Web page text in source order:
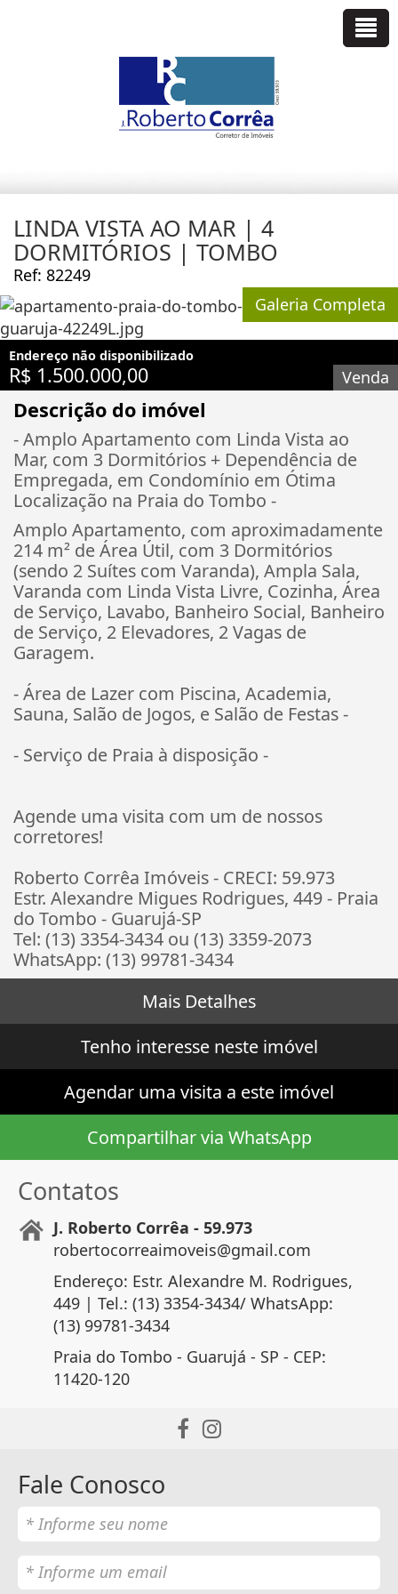
LINDA VISTA AO MAR | 4
DORMITÓRIOS | TOMBO
Ref: 82249
Galeria Completa
Endereço não disponibilizado
R$ 1.500.000,00 Venda
Descrição do imóvel
- Amplo Apartamento com Linda Vista ao
Mar, com 3 Dormitórios + Dependência de
Empregada, em Condomínio em Ótima
Localização na Praia do Tombo -
Amplo Apartamento, com aproximadamente
214 m² de Área Útil, com 3 Dormitórios
(sendo 2 Suítes com Varanda), Ampla Sala,
Varanda com Linda Vista Livre, Cozinha, Área
de Serviço, Lavabo, Banheiro Social, Banheiro
de Serviço, 2 Elevadores, 2 Vagas de
Garagem.
- Área de Lazer com Piscina, Academia,
Sauna, Salão de Jogos, e Salão de Festas -
- Serviço de Praia à disposição -
Agende uma visita com um de nossos
corretores!
Roberto Corrêa Imóveis - CRECI: 59.973
Estr. Alexandre Migues Rodrigues, 449 - Praia
do Tombo - Guarujá-SP
Tel: (13) 3354-3434 ou (13) 3359-2073
WhatsApp: (13) 99781-3434
Mais Detalhes
Tenho interesse neste imóvel
Agendar uma visita a este imóvel
Compartilhar via WhatsApp
Contatos
J. Roberto Corrêa - 59.973
robertocorreaimoveis@gmail.com
Endereço: Estr. Alexandre M. Rodrigues,
449 | Tel.: (13) 3354-3434/ WhatsApp:
(13) 99781-3434
Praia do Tombo - Guarujá - SP - CEP:
11420-120
Fale Conosco